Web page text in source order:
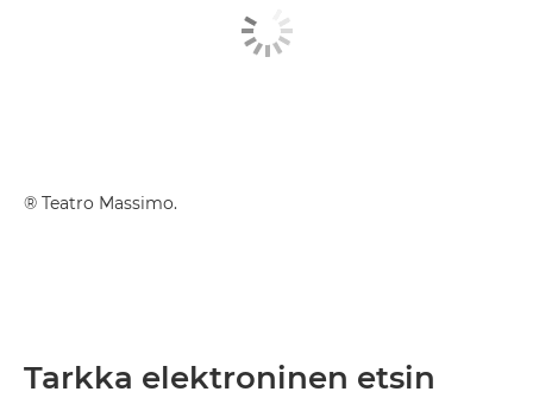
® Teatro Massimo.
Tarkka elektroninen etsin